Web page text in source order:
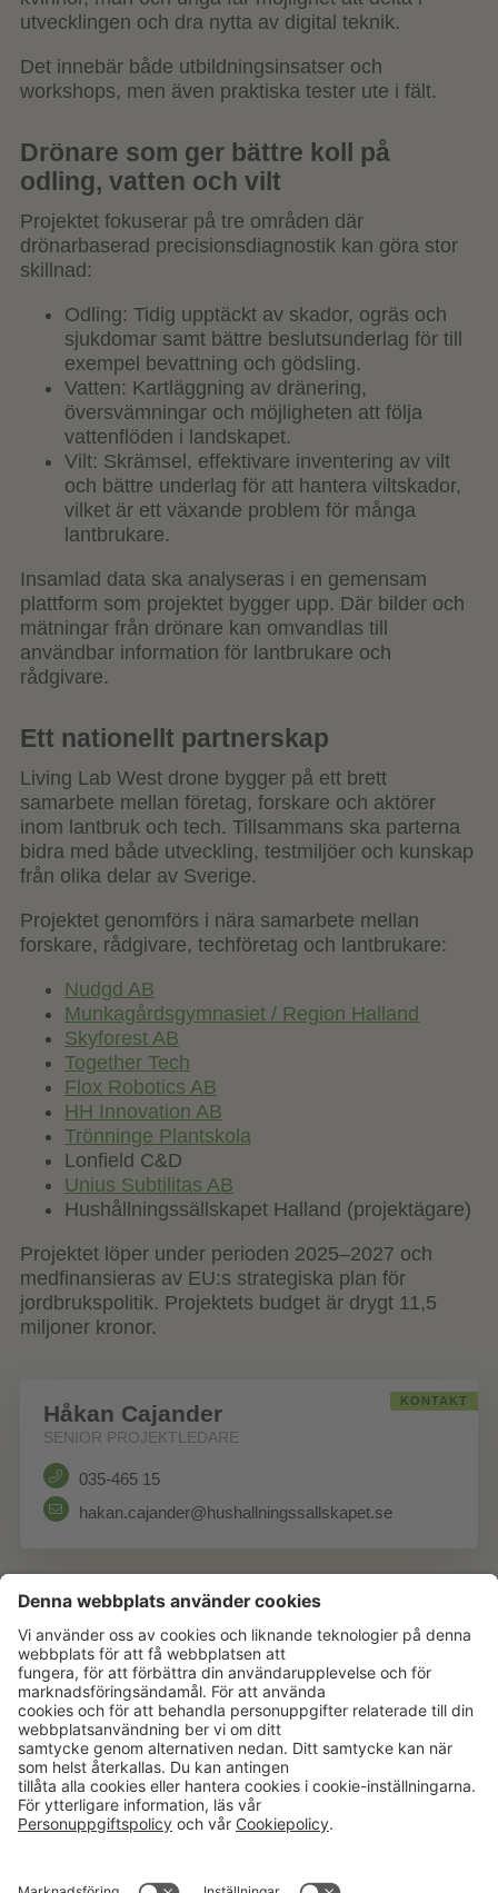
utvecklingen och dra nytta av digital teknik.
Det innebär både utbildningsinsatser och
workshops, men även praktiska tester ute i fält.
Drönare som ger bättre koll på
odling, vatten och vilt
Projektet fokuserar på tre områden där
drönarbaserad precisionsdiagnostik kan göra stor
skillnad:
Odling: Tidig upptäckt av skador, ogräs och
sjukdomar samt bättre beslutsunderlag för till
exempel bevattning och gödsling.
Vatten: Kartläggning av dränering,
översvämningar och möjligheten att följa
vattenflöden i landskapet.
Vilt: Skrämsel, effektivare inventering av vilt
och bättre underlag för att hantera viltskador,
vilket är ett växande problem för många
lantbrukare.
Insamlad data ska analyseras i en gemensam
plattform som projektet bygger upp. Där bilder och
mätningar från drönare kan omvandlas till
användbar information för lantbrukare och
rådgivare.
Ett nationellt partnerskap
Living Lab West drone bygger på ett brett
samarbete mellan företag, forskare och aktörer
inom lantbruk och tech. Tillsammans ska parterna
bidra med både utveckling, testmiljöer och kunskap
från olika delar av Sverige.
Projektet genomförs i nära samarbete mellan
forskare, rådgivare, techföretag och lantbrukare:
Nudgd AB
Munkagårdsgymnasiet / Region Halland
Skyforest AB
Together Tech
Flox Robotics AB
HH Innovation AB
Trönninge Plantskola
Lonfield C&D
Unius Subtilitas AB
Hushållningssällskapet Halland (projektägare)
Projektet löper under perioden 2025–2027 och
medfinansieras av EU:s strategiska plan för
jordbrukspolitik. Projektets budget är drygt 11,5
miljoner kronor.
KONTAKT
Håkan Cajander
SENIOR PROJEKTLEDARE
035-465 15
hakan.cajander@hushallningssallskapet.se